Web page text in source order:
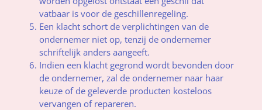
vatbaar is voor de geschillenregeling.
Een klacht schort de verplichtingen van de
ondernemer niet op, tenzij de ondernemer
schriftelijk anders aangeeft.
Indien een klacht gegrond wordt bevonden door
de ondernemer, zal de ondernemer naar haar
keuze of de geleverde producten kosteloos
vervangen of repareren.